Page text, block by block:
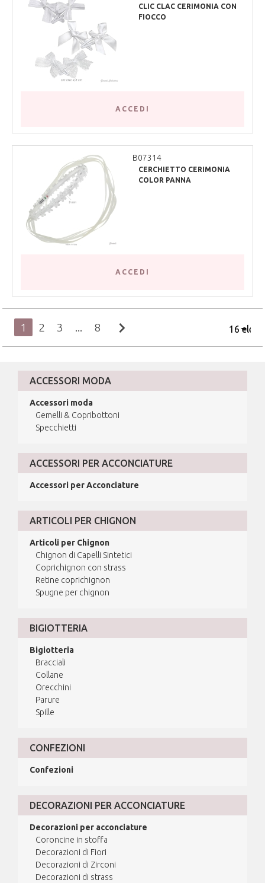
CLIC CLAC CERIMONIA CON
FIOCCO
ACCEDI
B07314
CERCHIETTO CERIMONIA
COLOR PANNA
ACCEDI
1 2 3 ... 8 chevron_right
ACCESSORI MODA
Accessori moda
Gemelli & Copribottoni
Specchietti
ACCESSORI PER ACCONCIATURE
Accessori per Acconciature
ARTICOLI PER CHIGNON
Articoli per Chignon
Chignon di Capelli Sintetici
Coprichignon con strass
Retine coprichignon
Spugne per chignon
BIGIOTTERIA
Bigiotteria
Bracciali
Collane
Orecchini
Parure
Spille
CONFEZIONI
Confezioni
DECORAZIONI PER ACCONCIATURE
Decorazioni per acconciature
Coroncine in stoffa
Decorazioni di Fiori
Decorazioni di Zirconi
Decorazioni di strass